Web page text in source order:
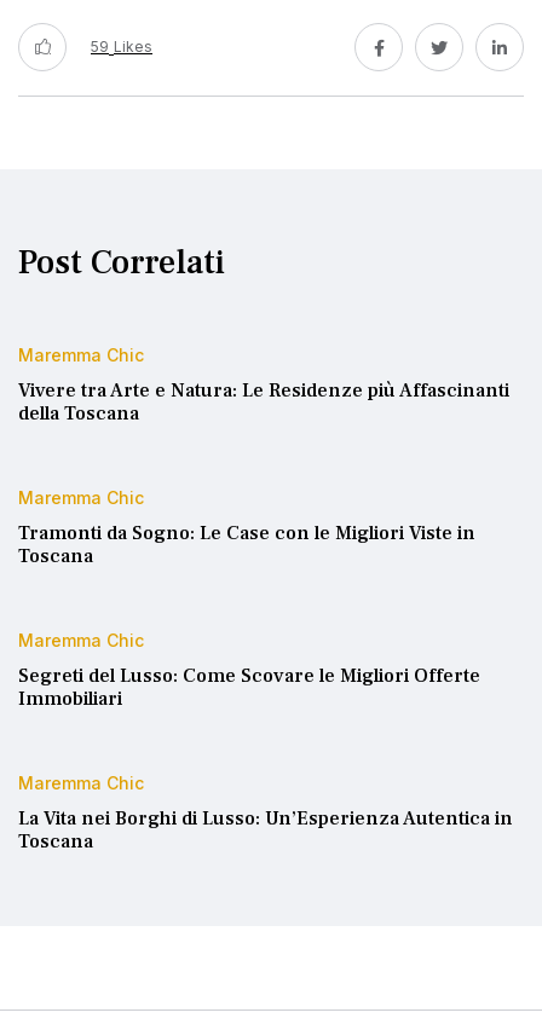
59 Likes
Post Correlati
Maremma Chic
Vivere tra Arte e Natura: Le Residenze più Affascinanti
della Toscana
Maremma Chic
Tramonti da Sogno: Le Case con le Migliori Viste in
Toscana
Maremma Chic
Segreti del Lusso: Come Scovare le Migliori Offerte
Immobiliari
Maremma Chic
La Vita nei Borghi di Lusso: Un’Esperienza Autentica in
Toscana